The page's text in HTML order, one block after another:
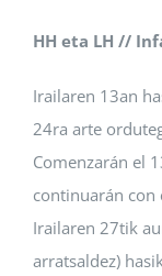
HH eta LH //
Irailaren 13an
24ra arte
Comenzarán el
continuarán con
Irailaren 27tik
arratsaldez)